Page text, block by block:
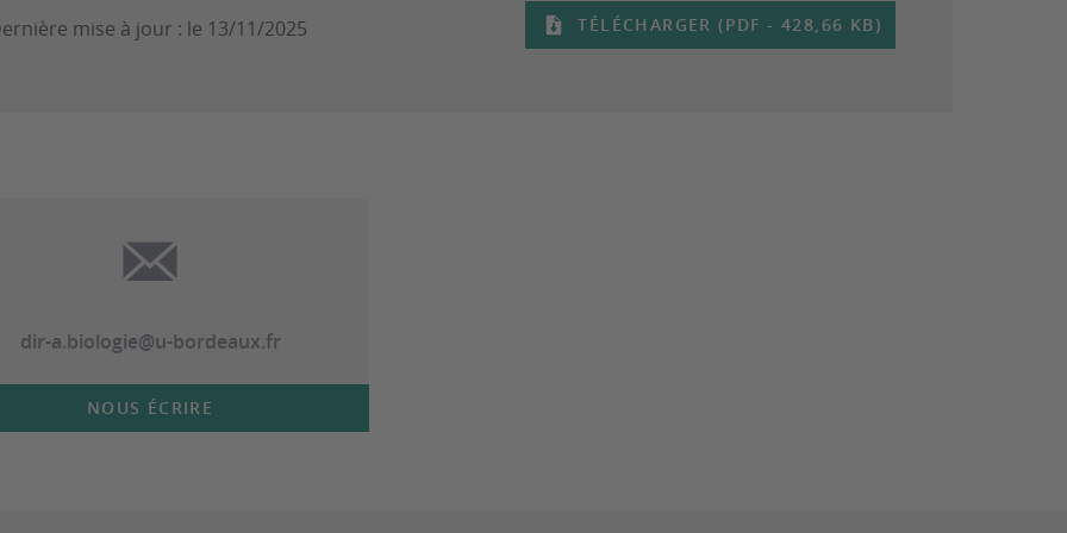
mise à jour : le 13/11/2025 TÉLÉCHARGER (PDF - 428,66 KB)
dir-a.biologie@u-bordeaux.fr
NOUS ÉCRIRE